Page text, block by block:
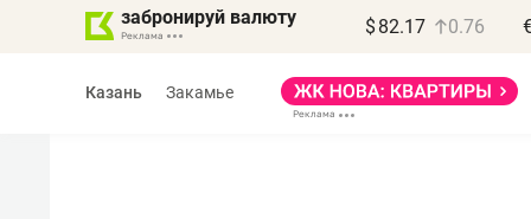
забронируй валюту $ 82.17 0.76
Казань Закамье